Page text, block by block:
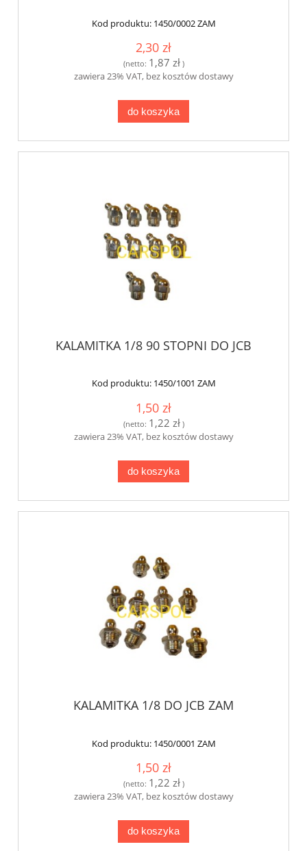
Kod produktu: 1450/0002 ZAM
2,30 zł
(netto: 1,87 zł)
zawiera 23% VAT, bez kosztów dostawy
do koszyka
KALAMITKA 1/8 90 STOPNI DO JCB
Kod produktu: 1450/1001 ZAM
1,50 zł
(netto: 1,22 zł)
zawiera 23% VAT, bez kosztów dostawy
do koszyka
KALAMITKA 1/8 DO JCB ZAM
Kod produktu: 1450/0001 ZAM
1,50 zł
(netto: 1,22 zł)
zawiera 23% VAT, bez kosztów dostawy
do koszyka